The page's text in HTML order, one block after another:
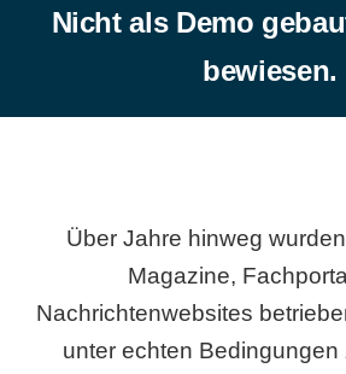
Nicht als Demo
bewiesen.
Über Jahre hinweg
Magazine,
Nachrichtenwebsites
unter echten Bedingungen